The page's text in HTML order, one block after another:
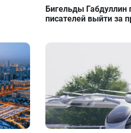
Бигельды Габдуллин
писателей выйти за